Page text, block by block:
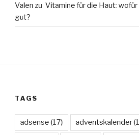
Valen zu Vitamine für die Haut:
gut?
TAGS
adsense (17) adventskalender